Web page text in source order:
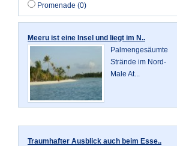
Promenade (0)
Meeru ist eine Insel und liegt im N..
Palmengesäumte
Strände im Nord-
Male At...
Traumhafter Ausblick auch beim Esse..